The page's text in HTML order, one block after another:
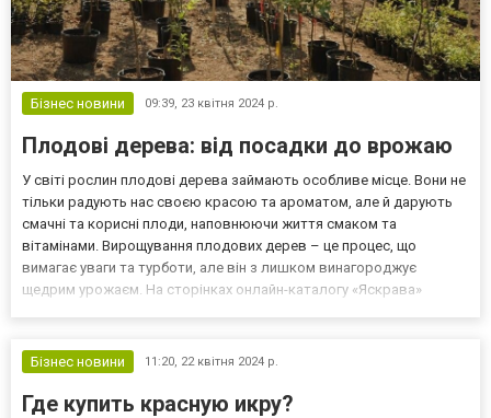
Бізнес новини 09:39, 23 квітня 2024 р.
Плодові дерева: від посадки до врожаю
У світі рослин плодові дерева займають особливе місце. Вони не
тільки радують нас своєю красою та ароматом, але й дарують
смачні та корисні плоди, наповнюючи життя смаком та
вітамінами. Вирощування плодових дерев – це процес, що
вимагає уваги та турботи, але він з лишком винагороджує
щедрим урожаєм. На сторінках онлайн-каталогу «Яскрава»
коли пло...
Бізнес новини 11:20, 22 квітня 2024 р.
Где купить красную икру?